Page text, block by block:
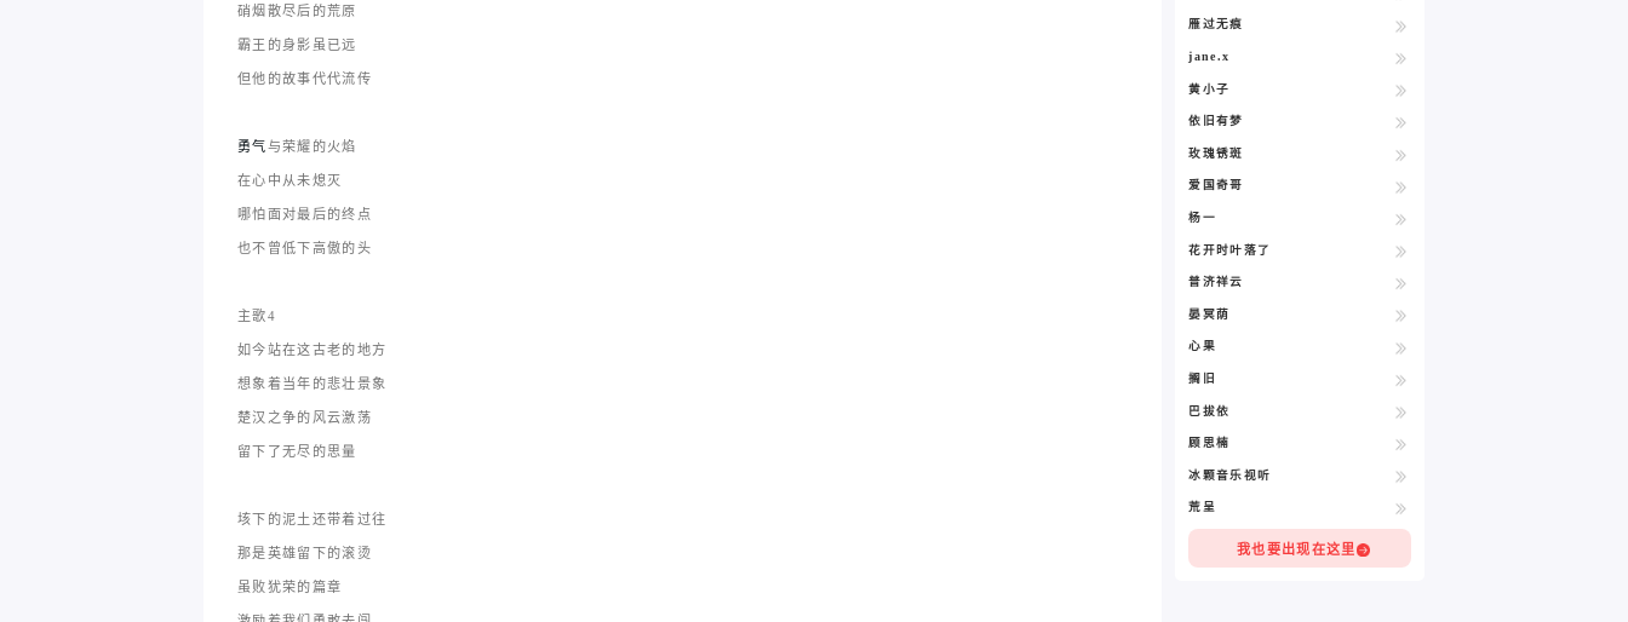
硝烟散尽后的荒原
霸王的身影虽已远
但他的故事代代流传
勇气与荣耀的火焰
在心中从未熄灭
哪怕面对最后的终点
也不曾低下高傲的头
主歌4
如今站在这古老的地方
想象着当年的悲壮景象
楚汉之争的风云激荡
留下了无尽的思量
垓下的泥土还带着过往
那是英雄留下的滚烫
虽败犹荣的篇章
雁过无痕
jane.x
黄小子
依旧有梦
玫瑰锈斑
爱国奇哥
杨一
花开时叶落了
普济祥云
晏冥荫
心果
搁旧
巴拔依
顾思楠
冰颗音乐视听
荒呈
我也要出现在这里